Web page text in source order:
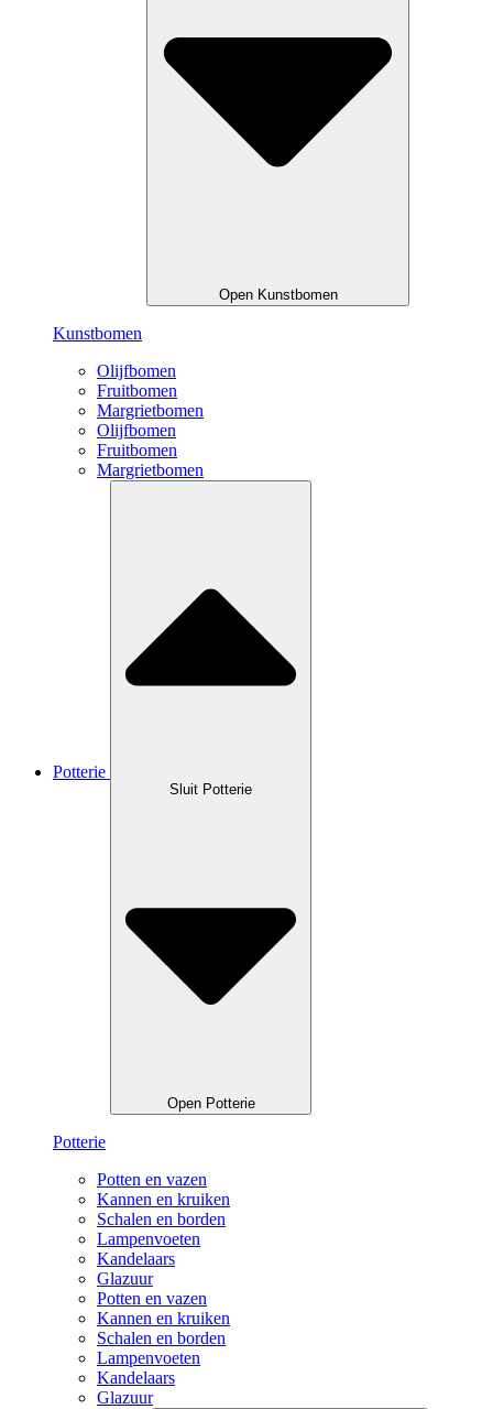
Open Kunstbomen
Kunstbomen
Olijfbomen
Fruitbomen
Margrietbomen
Olijfbomen
Fruitbomen
Margrietbomen
Potterie
Sluit Potterie
Open Potterie
Potterie
Potten en vazen
Kannen en kruiken
Schalen en borden
Lampenvoeten
Kandelaars
Glazuur
Potten en vazen
Kannen en kruiken
Schalen en borden
Lampenvoeten
Kandelaars
Glazuur